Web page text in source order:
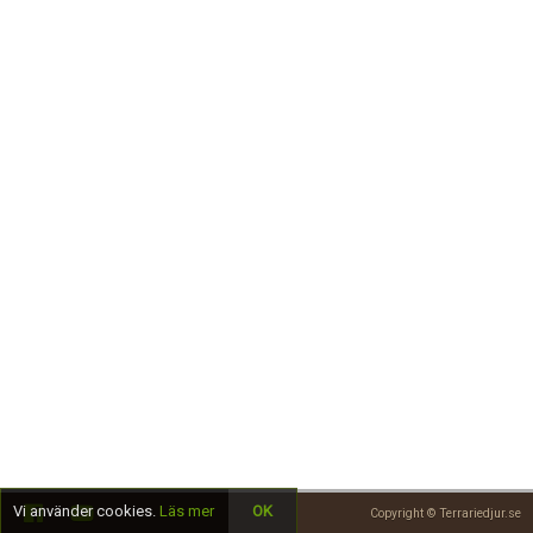
Copyright © Terrariedjur.se
Vi använder cookies. Läs mer OK